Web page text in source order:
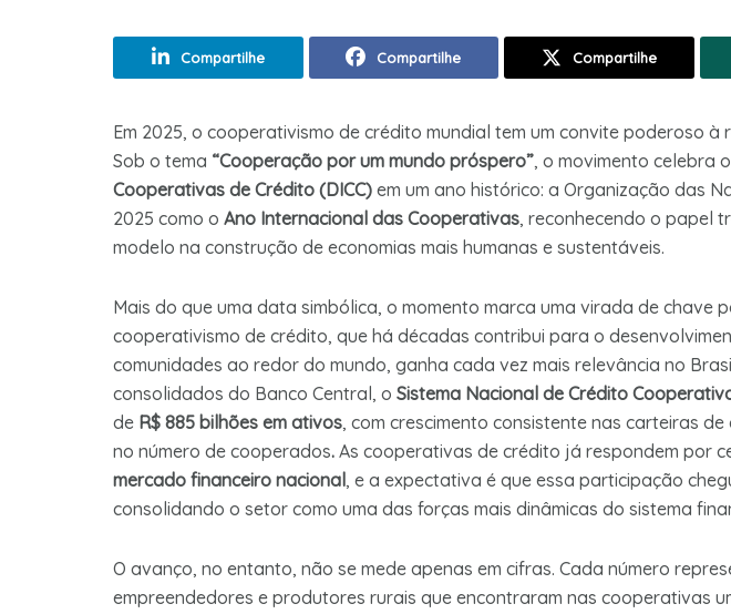
Compartilhe Compartilhe Compartilhe
Em 2025, o cooperativismo de crédito mundial tem um convite poderoso à
Sob o tema “Cooperação por um mundo próspero”, o movimento celebra o
Cooperativas de Crédito (DICC) em um ano histórico: a Organização das
2025 como o Ano Internacional das Cooperativas, reconhecendo o papel
modelo na construção de economias mais humanas e sustentáveis.
Mais do que uma data simbólica, o momento marca uma virada de chave
cooperativismo de crédito, que há décadas contribui para o
comunidades ao redor do mundo, ganha cada vez mais relevância no
consolidados do Banco Central, o Sistema Nacional de Crédito
de R$ 885 bilhões em ativos, com crescimento consistente nas carteiras
no número de cooperados. As cooperativas de crédito já respondem por
mercado financeiro nacional, e a expectativa é que essa participação
consolidando o setor como uma das forças mais dinâmicas do sistema
O avanço, no entanto, não se mede apenas em cifras. Cada número
empreendedores e produtores rurais que encontraram nas cooperativas